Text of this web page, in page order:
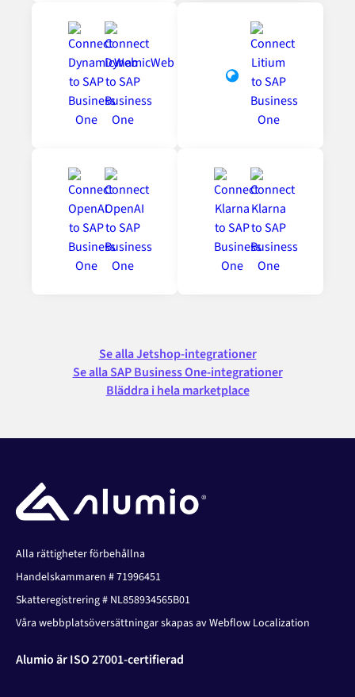
Se alla Jetshop-integrationer
Se alla SAP Business One-integrationer
Bläddra i hela marketplace
Alla rättigheter förbehållna
Handelskammaren # 71996451
Skatteregistrering # NL858934565B01
Våra webbplatsöversättningar skapas av Webflow Localization
Alumio är ISO 27001-certifierad